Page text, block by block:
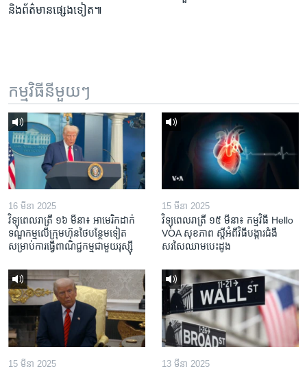
និង​ព័ត៌មាន​ផ្សេង​ទៀត៕
កម្មវិធី​នីមួយៗ
16 មីនា 2025
វិទ្យុពេលរាត្រី ១៦ មីនា៖ អាមេរិក​ដាក់​
ទណ្ឌកម្ម​លើ​ក្រុមហ៊ុន​ថៃ​បន្ថែម​ទៀត​
សម្រាប់​ការ​ធ្វើ​ពាណិជ្ជកម្ម​ជាមួយ​រុស្ស៊ី
15 មីនា 2025
វិទ្យុពេលរាត្រី ១៥ មីនា៖ កម្មវិធី ​Hello
VOA សុខភាព ស្ដី​អំពី​វិធី​បង្ការ​ជំងឺ​
សរសៃ​ឈាម​បេះដូង
15 មីនា 2025 13 មីនា 2025